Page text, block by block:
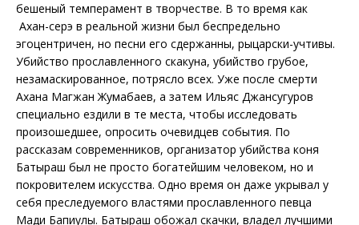
бешеный темперамент в творчестве. В то время как
Ахан-серэ в реальной жизни был беспредельно
эгоцентричен, но песни его сдержанны, рыцарски-учтивы.
Убийство прославленного скакуна, убийство грубое,
незамаскированное, потрясло всех. Уже после смерти
Ахана Магжан Жумабаев, а затем Ильяс Джансугуров
специально ездили в те места, чтобы исследовать
произошедшее, опросить очевидцев события. По
рассказам современников, организатор убийства коня
Батыраш был не просто богатейшим человеком, но и
покровителем искусства. Одно время он даже укрывал у
себя преследуемого властями прославленного певца
Мади Бапиулы. Батыраш обожал скачки, владел лучшими